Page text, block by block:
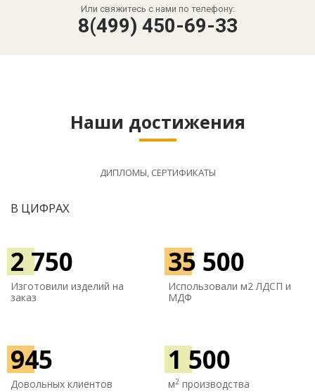
Или свяжитесь с нами по телефону:
8(499) 450-69-33
Наши достижения
ДИПЛОМЫ, СЕРТИФИКАТЫ
В ЦИФРАХ
2 750
Изготовили изделий на
заказ
35 500
Использовали м2 ЛДСП и
МДФ
945
Довольных клиентов
1 500
м2 производства